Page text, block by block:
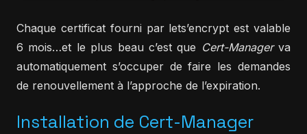
Chaque certificat fourni par lets’encrypt est valable
6 mois…et le plus beau c’est que Cert-Managerva
automatiquement s’occuper de faire les demandes
de renouvellement à l’approche de l’expiration.
Installation de Cert-Manager